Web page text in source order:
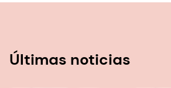
Últimas noticias